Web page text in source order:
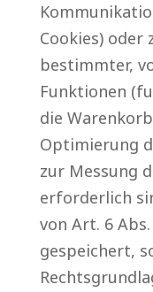
Cookies)
bestimmter,
Funktionen
die
Optimierung
zur Messung
erforderlich
von Art. 6
gespeichert,